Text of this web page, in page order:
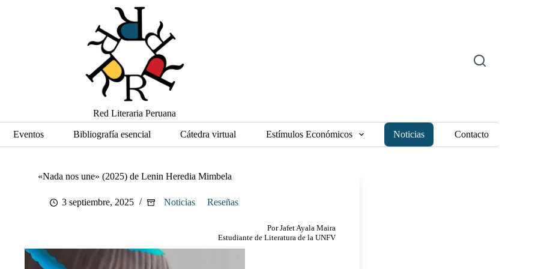
Red Literaria Peruana
Eventos Bibliografía esencial Cátedra virtual Estímulos Económicos Noticias Contacto
«Nada nos une» (2025) de Lenin Heredia Mimbela
3 septiembre, 2025 Noticias Reseñas
Por Jafet Ayala Maira
Estudiante de Literatura de la UNFV